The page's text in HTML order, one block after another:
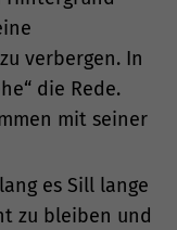
verbergen. In
die Rede.
mit seiner
es Sill lange
zu bleiben und